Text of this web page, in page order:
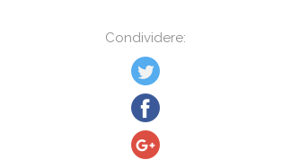
Condividere: